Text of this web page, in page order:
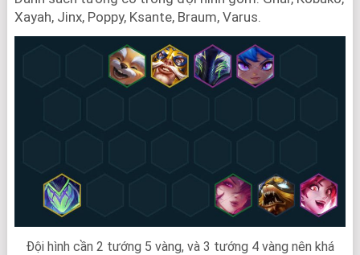
Xayah, Jinx, Poppy, Ksante, Braum, Varus.
Đội hình cần 2 tướng 5 vàng, và 3 tướng 4 vàng nên khá